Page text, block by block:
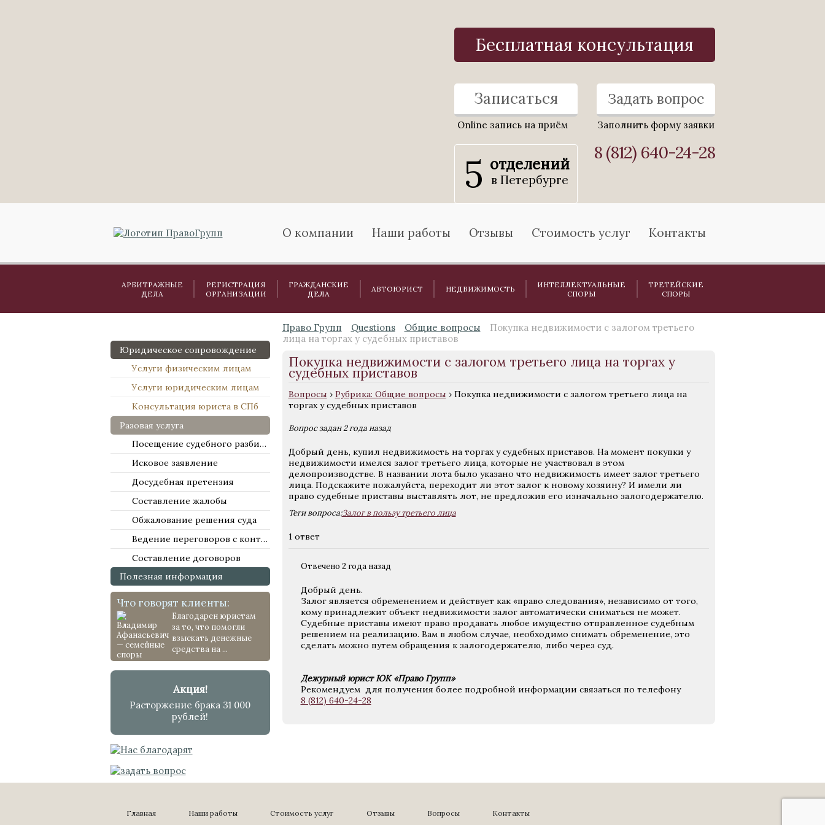
Бесплатная консультация
Записаться
Online запись на приём
Задать вопрос
Заполнить форму заявки
5 отделений
в Петербурге
8 (812) 640-24-28
О компании Наши работы Отзывы Стоимость услуг Контакты
АРБИТРАЖНЫЕ
ДЕЛА
РЕГИСТРАЦИЯ
ОРГАНИЗАЦИИ
ГРАЖДАНСКИЕ
ДЕЛА
АВТОЮРИСТ НЕДВИЖИМОСТЬ
ИНТЕЛЛЕКТУАЛЬНЫЕ
СПОРЫ
ТРЕТЕЙСКИЕ
СПОРЫ
Юридическое сопровождение
Услуги физическим лицам
Услуги юридическим лицам
Консультация юриста в СПб
Разовая услуга
Посещение судебного разбирательства
Исковое заявление
Досудебная претензия
Составление жалобы
Обжалование решения суда
Ведение переговоров с контрагентами
Составление договоров
Полезная информация
Что говорят клиенты:
Благодарен юристам
за то, что помогли
взыскать денежные
средства на ...
Акция!
Расторжение брака 31 000
рублей!
Право Групп Questions Общие вопросы
Покупка недвижимости с залогом третьего
лица на торгах у судебных приставов
Покупка недвижимости с залогом третьего лица на торгах у
судебных приставов
Вопросы › Рубрика: Общие вопросы › Покупка недвижимости с залогом третьего лица на
торгах у судебных приставов
Вопрос задан 2 года назад
Добрый день, купил недвижимость на торгах у судебных приставов. На момент покупки у
недвижимости имелся залог третьего лица, которые не участвовал в этом
делопроизводстве. В названии лота было указано что недвижимость имеет залог третьего
лица. Подскажите пожалуйста, переходит ли этот залог к новому хозяину? И имели ли
право судебные приставы выставлять лот, не предложив его изначально залогодержателю.
Теги вопроса:Залог в пользу третьего лица
1 ответ
Отвечено 2 года назад
Добрый день.
Залог является обременением и действует как «право следования», независимо от того,
кому принадлежит объект недвижимости залог автоматически сниматься не может.
Судебные приставы имеют право продавать любое имущество отправленное судебным
решением на реализацию. Вам в любом случае, необходимо снимать обременение, это
сделать можно путем обращения к залогодержателю, либо через суд.
Дежурный юрист ЮК «Право Групп»
Рекомендуем для получения более подробной информации связаться по телефону
8 (812) 640-24-28
Главная Наши работы Стоимость услуг Отзывы Вопросы Контакты